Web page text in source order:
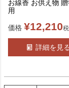
お線香 お供え物
用
価格 ¥12,210
詳細を見る